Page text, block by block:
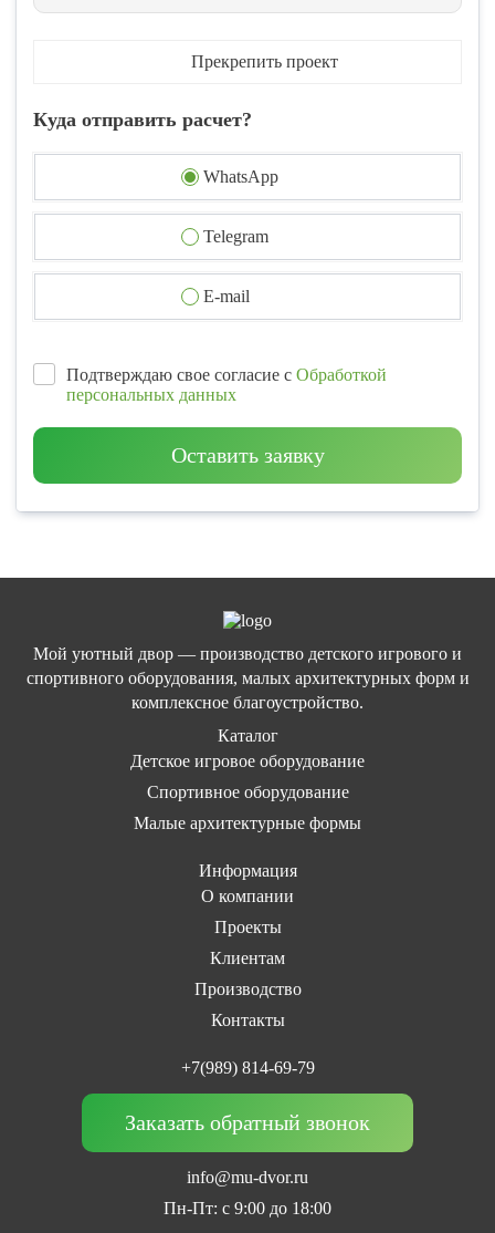
Прекрепить проект
Куда отправить расчет?
WhatsApp
Telegram
E-mail
Подтверждаю свое согласие с Обработкой
персональных данных
Оставить заявку
Мой уютный двор — производство детского игрового и
спортивного оборудования, малых архитектурных форм и
комплексное благоустройство.
Каталог
Детское игровое оборудование
Спортивное оборудование
Малые архитектурные формы
Информация
О компании
Проекты
Клиентам
Производство
Контакты
+7(989) 814-69-79
Заказать обратный звонок
info@mu-dvor.ru
Пн-Пт: с 9:00 до 18:00